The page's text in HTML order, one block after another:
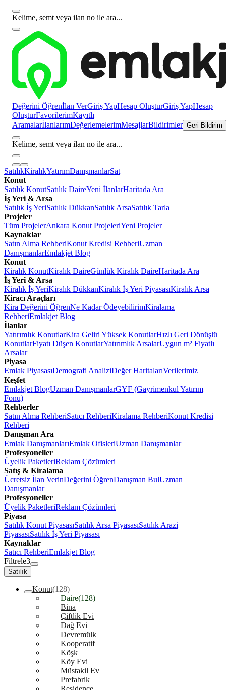
Kelime, semt veya ilan no ile ara...
Değerini Öğrenİlan VerGiriş YapHesap OluşturGiriş YapHesap
OluşturFavorilerimKayıtlı
AramalarİlanlarımDeğerlemelerimMesajlarBildirimler Geri Bildirim
Kelime, semt veya ilan no ile ara...
SatılıkKiralıkYatırımDanışmanlarSat
Konut
Satılık KonutSatılık DaireYeni İlanlarHaritada Ara
İş Yeri & Arsa
Satılık İş YeriSatılık DükkanSatılık ArsaSatılık Tarla
Projeler
Tüm ProjelerAnkara Konut ProjeleriYeni Projeler
Kaynaklar
Satın Alma RehberiKonut Kredisi RehberiUzman
DanışmanlarEmlakjet Blog
Konut
Kiralık KonutKiralık DaireGünlük Kiralık DaireHaritada Ara
İş Yeri & Arsa
Kiralık İş YeriKiralık DükkanKiralık İş Yeri PiyasasıKiralık Arsa
Kiracı Araçları
Kira Değerini ÖğrenNe Kadar ÖdeyebilirimKiralama
RehberiEmlakjet Blog
İlanlar
Yatırımlık KonutlarKira Geliri Yüksek KonutlarHızlı Geri Dönüşlü
KonutlarFiyatı Düşen KonutlarYatırımlık ArsalarUygun m² Fiyatlı
Arsalar
Piyasa
Emlak PiyasasıDemografi AnaliziDeğer HaritalarıVerilerimiz
Keşfet
Emlakjet BlogUzman DanışmanlarGYF (Gayrimenkul Yatırım
Fonu)
Rehberler
Satın Alma RehberiSatıcı RehberiKiralama RehberiKonut Kredisi
Rehberi
Danışman Ara
Emlak DanışmanlarıEmlak OfisleriUzman Danışmanlar
Profesyoneller
Üyelik PaketleriReklam Çözümleri
Satış & Kiralama
Ücretsiz İlan VerinDeğerini ÖğrenDanışman BulUzman
Danışmanlar
Profesyoneller
Üyelik PaketleriReklam Çözümleri
Piyasa
Satılık Konut PiyasasıSatılık Arsa PiyasasıSatılık Arazi
PiyasasıSatılık İş Yeri Piyasası
Kaynaklar
Satıcı RehberiEmlakjet Blog
Filtrele3
Satılık
Konut(128)
Daire(128)
Bina
Çiftlik Evi
Dağ Evi
Devremülk
Kooperatif
Köşk
Köy Evi
Müstakil Ev
Prefabrik